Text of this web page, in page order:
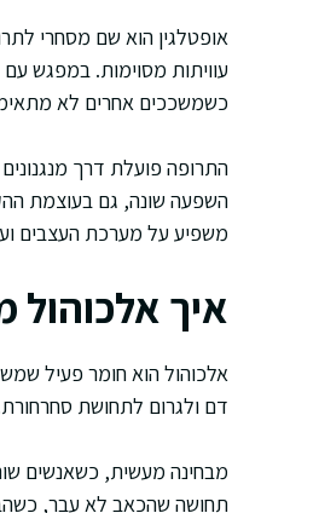
אופטלגין הוא שם מסחרי
עוויתות מסוימות. במפגש
כשמשככים אחרים לא
התרופה פועלת דרך
השפעה שונה, גם בעוצמת
משפיע על מערכת העצבים
איך
אלכוהול הוא חומר פעיל
דם ולגרום לתחושת
מבחינה מעשית, כשאנשים
תחושה שהכאב לא עבר,